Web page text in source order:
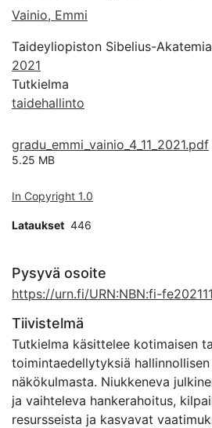
Vainio, Emmi
Taideyliopiston Sibelius-Akatemia
2021
Tutkielma
taidehallinto
gradu_emmi_vainio_4_11_2021.pdf
5.25 MB
In Copyright 1.0
Lataukset 446
Pysyvä osoite
https://urn.fi/URN:NBN:fi-
Tiivistelmä
Tutkielma käsittelee kotimaisen
toimintaedellytyksiä
näkökulmasta. Niukkeneva
ja vaihteleva hankerahoitus,
resursseista ja kasvavat